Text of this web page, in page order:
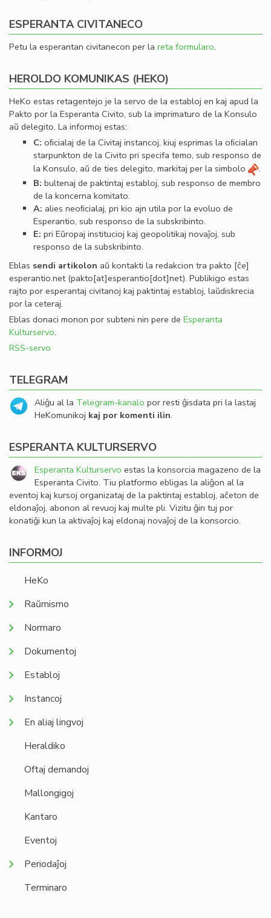
ESPERANTA CIVITANECO
Petu la esperantan civitanecon per la reta formularo.
HEROLDO KOMUNIKAS (HEKO)
HeKo estas retagentejo je la servo de la establoj en kaj apud la
Pakto por la Esperanta Civito, sub la imprimaturo de la Konsulo
aŭ delegito. La informoj estas:
C: oﬁcialaj de la Civitaj instancoj, kiuj esprimas la oﬁcialan
starpunkton de la Civito pri specifa temo, sub responso de
la Konsulo, aŭ de ties delegito, markitaj per la simbolo
.
B: bultenaj de paktintaj establoj, sub responso de membro
de la koncerna komitato.
A: alies neoﬁcialaj, pri kio ajn utila por la evoluo de
Esperantio, sub responso de la subskribinto.
E: pri Eŭropaj institucioj kaj geopolitikaj novaĵoj, sub
responso de la subskribinto.
Eblas sendi artikolon aŭ kontakti la redakcion tra pakto [ĉe]
esperantio.net(pakto[at]esperantio[dot]net). Publikigo estas
rajto por esperantaj civitanoj kaj paktintaj establoj, laŭdiskrecia
por la ceteraj.
Eblas donaci monon por subteni nin pere de Esperanta
Kulturservo.
RSS-servo
TELEGRAM
Aliĝu al la Telegram-kanalo por resti ĝisdata pri la lastaj
HeKomunikoj kaj por komenti ilin.
ESPERANTA KULTURSERVO
Esperanta Kulturservo estas la konsorcia magazeno de la
Esperanta Civito. Tiu platformo ebligas la aliĝon al la
eventoj kaj kursoj organizataj de la paktintaj establoj, aĉeton de
eldonaĵoj, abonon al revuoj kaj multe pli. Vizitu ĝin tuj por
konatiĝi kun la aktivaĵoj kaj eldonaj novaĵoj de la konsorcio.
INFORMOJ
HeKo
Raŭmismo
Normaro
Dokumentoj
Establoj
Instancoj
En aliaj lingvoj
Heraldiko
Oftaj demandoj
Mallongigoj
Kantaro
Eventoj
Periodaĵoj
Terminaro